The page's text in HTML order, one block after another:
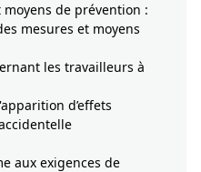
de prévention :
mesures et moyens
les travailleurs à
d’effets
aux exigences de